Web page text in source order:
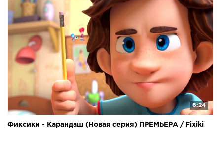
6:24
Фиксики - Карандаш (Новая серия) ПРЕМЬЕРА / Fixiki